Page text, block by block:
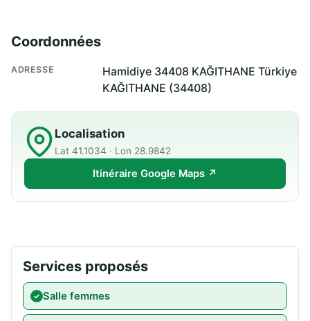
Coordonnées
ADRESSE
Hamidiye 34408 KAĞITHANE Türkiye
KAĞITHANE (34408)
Localisation
Lat 41.1034 · Lon 28.9842
Itinéraire Google Maps ↗
Services proposés
Salle femmes